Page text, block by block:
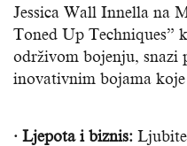
Jessica Wall Innella na
Toned Up Techniques”
održivom bojenju, snazi
inovativnim bojama
· Ljepota i biznis: